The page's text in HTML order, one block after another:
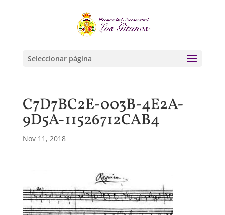
Seleccionar página
C7D7BC2E-003B-4E2A-
9D5A-11526712CAB4
Nov 11, 2018